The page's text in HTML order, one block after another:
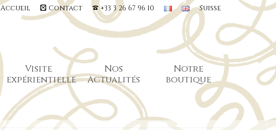
Accueil Contact +33 3 26 67 96 10 Suisse
Visite
expérientielle
Nos
Actualités
Notre
boutique